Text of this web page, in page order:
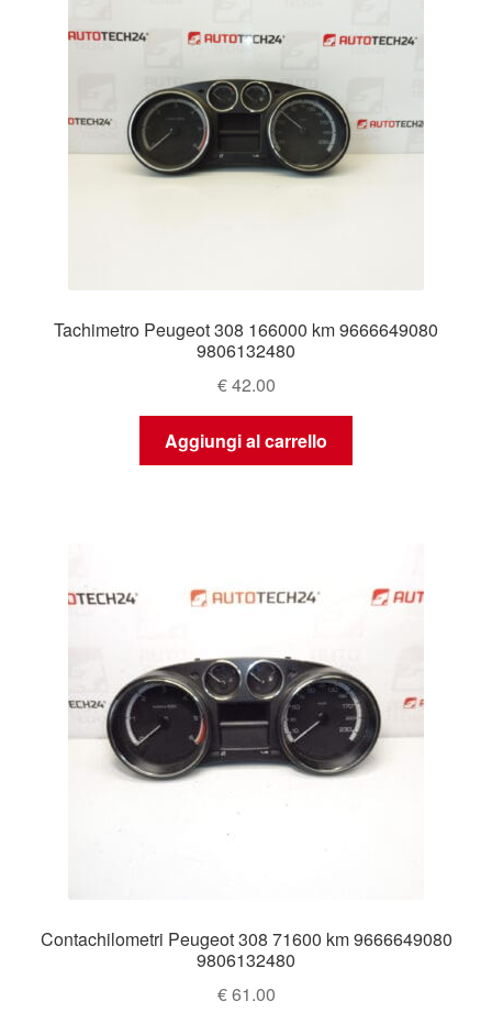
Tachimetro Peugeot 308 166000 km 9666649080
9806132480
€42.00
Aggiungi al carrello
Contachilometri Peugeot 308 71600 km 9666649080
9806132480
€61.00